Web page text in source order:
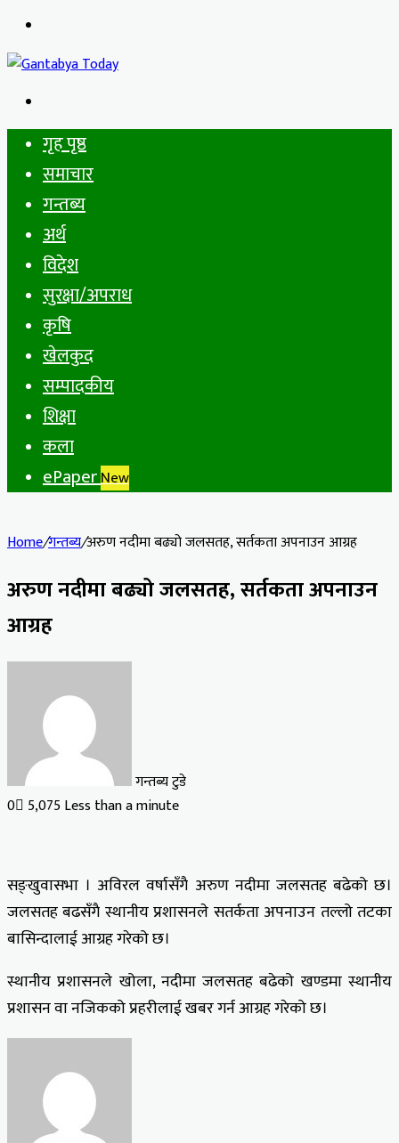
for
गृह पृष्ठ
समाचार
गन्तब्य
अर्थ
विदेश
सुरक्षा/अपराध
कृषि
खेलकुद
सम्पादकीय
शिक्षा
कला
ePaperNew
Home/गन्तब्य/अरुण नदीमा बढ्यो जलसतह, सर्तकता अपनाउन आग्रह
अरुण नदीमा बढ्यो जलसतह, सर्तकता अपनाउन
आग्रह
गन्तब्य टुडे
0 5,075Less than a minute
सङ्खुवासभा । अविरल वर्षासँगै अरुण नदीमा जलसतह बढेको छ।
जलसतह बढसँगै स्थानीय प्रशासनले सतर्कता अपनाउन तल्लो तटका
बासिन्दालाई आग्रह गरेको छ।
स्थानीय प्रशासनले खोला, नदीमा जलसतह बढेको खण्डमा स्थानीय
प्रशासन वा नजिकको प्रहरीलाई खबर गर्न आग्रह गरेको छ।